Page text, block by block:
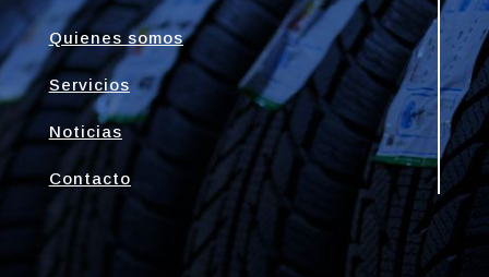
Quienes somos
Servicios
Noticias
Contacto